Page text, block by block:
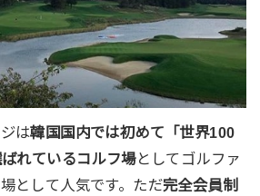
は韓国国内では初めて「世界100
れているコルフ場としてゴルファ
として人気です。ただ完全会員制